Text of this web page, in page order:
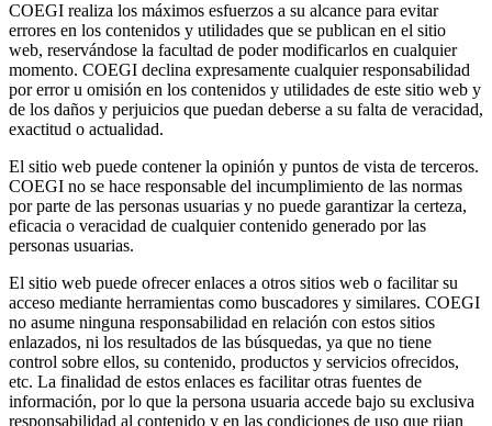
COEGI realiza los máximos esfuerzos a su alcance para evitar
errores en los contenidos y utilidades que se publican en el sitio
web, reservándose la facultad de poder modificarlos en cualquier
momento. COEGI declina expresamente cualquier responsabilidad
por error u omisión en los contenidos y utilidades de este sitio web y
de los daños y perjuicios que puedan deberse a su falta de veracidad,
exactitud o actualidad.
El sitio web puede contener la opinión y puntos de vista de terceros.
COEGI no se hace responsable del incumplimiento de las normas
por parte de las personas usuarias y no puede garantizar la certeza,
eficacia o veracidad de cualquier contenido generado por las
personas usuarias.
El sitio web puede ofrecer enlaces a otros sitios web o facilitar su
acceso mediante herramientas como buscadores y similares. COEGI
no asume ninguna responsabilidad en relación con estos sitios
enlazados, ni los resultados de las búsquedas, ya que no tiene
control sobre ellos, su contenido, productos y servicios ofrecidos,
etc. La finalidad de estos enlaces es facilitar otras fuentes de
información, por lo que la persona usuaria accede bajo su exclusiva
responsabilidad al contenido y en las condiciones de uso que rijan